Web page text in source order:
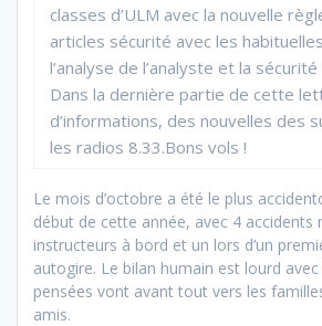
classes d’ULM avec la nouvelle
articles sécurité avec les
l’analyse de l’analyste et la
Dans la dernière partie de cette
d’informations, des nouvelles des
les radios 8.33.Bons vols !
Le mois d’octobre a été le plus
début de cette année, avec 4 accidents
instructeurs à bord et un lors d’un
autogire. Le bilan humain est lourd
pensées vont avant tout vers les
amis.